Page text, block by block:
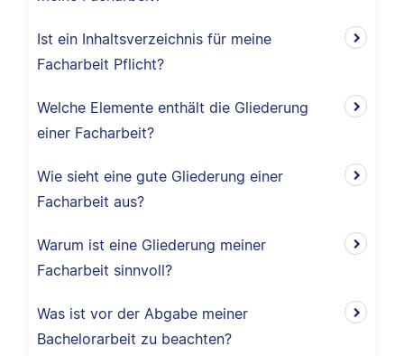
Ist ein Inhaltsverzeichnis für meine
Facharbeit Pflicht?
Welche Elemente enthält die Gliederung
einer Facharbeit?
Wie sieht eine gute Gliederung einer
Facharbeit aus?
Warum ist eine Gliederung meiner
Facharbeit sinnvoll?
Was ist vor der Abgabe meiner
Bachelorarbeit zu beachten?